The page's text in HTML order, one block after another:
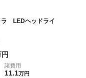
ラ LEDヘッドライ
諸費用
11.1万円